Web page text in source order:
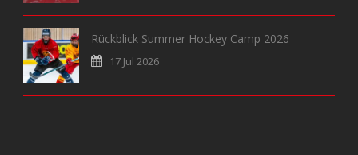
Rückblick Summer Hockey Camp 2026
17 Jul 2026